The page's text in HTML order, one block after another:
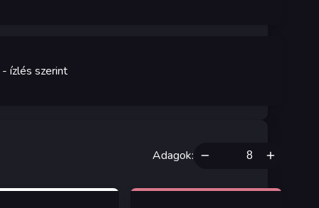
- ízlés szerint
Adagok: